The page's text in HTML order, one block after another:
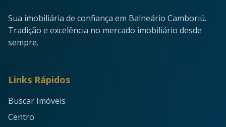
Sua imobiliária de confiança em Balneário Camboriú.
Tradição e excelência no mercado imobiliário desde
sempre.
Links Rápidos
Buscar Imóveis
Centro